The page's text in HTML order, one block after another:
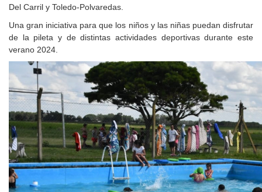
Del Carril y Toledo-Polvaredas.
Una gran iniciativa para que los niños y las niñas puedan disfrutar
de la pileta y de distintas actividades deportivas durante este
verano 2024.